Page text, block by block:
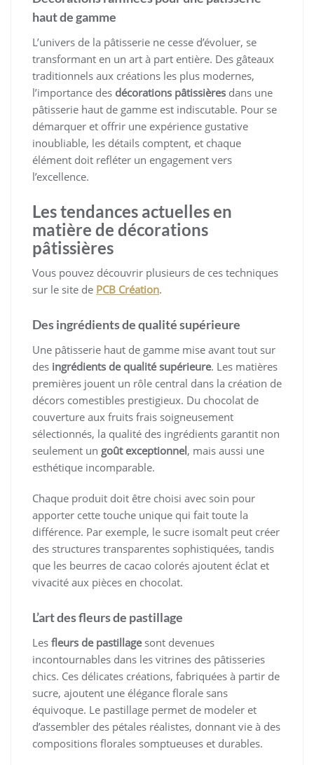
haut de gamme
L’univers de la pâtisserie ne cesse d’évoluer, se
transformant en un art à part entière. Des gâteaux
traditionnels aux créations les plus modernes,
l’importance des décorations pâtissières dans une
pâtisserie haut de gamme est indiscutable. Pour se
démarquer et offrir une expérience gustative
inoubliable, les détails comptent, et chaque
élément doit refléter un engagement vers
l’excellence.
Les tendances actuelles en
matière de décorations
pâtissières
Vous pouvez découvrir plusieurs de ces techniques
sur le site de PCB Création.
Des ingrédients de qualité supérieure
Une pâtisserie haut de gamme mise avant tout sur
des ingrédients de qualité supérieure. Les matières
premières jouent un rôle central dans la création de
décors comestibles prestigieux. Du chocolat de
couverture aux fruits frais soigneusement
sélectionnés, la qualité des ingrédients garantit non
seulement un goût exceptionnel, mais aussi une
esthétique incomparable.
Chaque produit doit être choisi avec soin pour
apporter cette touche unique qui fait toute la
différence. Par exemple, le sucre isomalt peut créer
des structures transparentes sophistiquées, tandis
que les beurres de cacao colorés ajoutent éclat et
vivacité aux pièces en chocolat.
L’art des fleurs de pastillage
Les fleurs de pastillagesont devenues
incontournables dans les vitrines des pâtisseries
chics. Ces délicates créations, fabriquées à partir de
sucre, ajoutent une élégance florale sans
équivoque. Le pastillage permet de modeler et
d’assembler des pétales réalistes, donnant vie à des
compositions florales somptueuses et durables.